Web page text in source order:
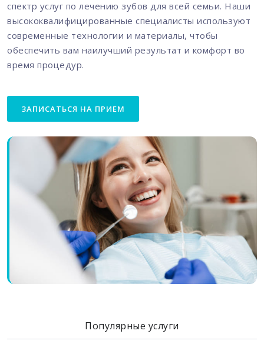
спектр услуг по лечению зубов для всей семьи. Наши
высококвалифицированные специалисты используют
современные технологии и материалы, чтобы
обеспечить вам наилучший результат и комфорт во
время процедур.
ЗАПИСАТЬСЯ НА ПРИЕМ
Популярные услуги